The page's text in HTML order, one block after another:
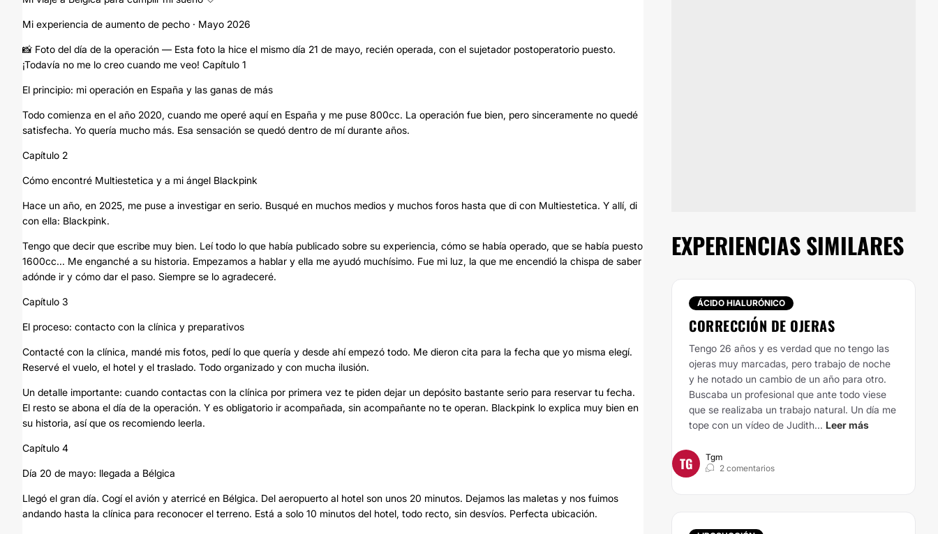
Mi experiencia de aumento de pecho · Mayo 2026
📸 Foto del día de la operación — Esta foto la hice el mismo día 21 de mayo, recién operada, con el sujetador postoperatorio puesto.
¡Todavía no me lo creo cuando me veo! Capítulo 1
El principio: mi operación en España y las ganas de más
Todo comienza en el año 2020, cuando me operé aquí en España y me puse 800cc. La operación fue bien, pero sinceramente no quedé
satisfecha. Yo quería mucho más. Esa sensación se quedó dentro de mí durante años.
Capítulo 2
Cómo encontré Multiestetica y a mi ángel Blackpink
Hace un año, en 2025, me puse a investigar en serio. Busqué en muchos medios y muchos foros hasta que di con Multiestetica. Y allí, di
con ella: Blackpink.
Tengo que decir que escribe muy bien. Leí todo lo que había publicado sobre su experiencia, cómo se había operado, que se había puesto
1600cc... Me enganché a su historia. Empezamos a hablar y ella me ayudó muchísimo. Fue mi luz, la que me encendió la chispa de saber
adónde ir y cómo dar el paso. Siempre se lo agradeceré.
Capítulo 3
El proceso: contacto con la clínica y preparativos
Contacté con la clínica, mandé mis fotos, pedí lo que quería y desde ahí empezó todo. Me dieron cita para la fecha que yo misma elegí.
Reservé el vuelo, el hotel y el traslado. Todo organizado y con mucha ilusión.
Un detalle importante: cuando contactas con la clínica por primera vez te piden dejar un depósito bastante serio para reservar tu fecha.
El resto se abona el día de la operación. Y es obligatorio ir acompañada, sin acompañante no te operan. Blackpink lo explica muy bien en
su historia, así que os recomiendo leerla.
Capítulo 4
Día 20 de mayo: llegada a Bélgica
Llegó el gran día. Cogí el avión y aterricé en Bélgica. Del aeropuerto al hotel son unos 20 minutos. Dejamos las maletas y nos fuimos
andando hasta la clínica para reconocer el terreno. Está a solo 10 minutos del hotel, todo recto, sin desvíos. Perfecta ubicación.
EXPERIENCIAS SIMILARES
ÁCIDO HIALURÓNICO
CORRECCIÓN DE OJERAS
Tengo 26 años y es verdad que no tengo las
ojeras muy marcadas, pero trabajo de noche
y he notado un cambio de un año para otro.
Buscaba un profesional que ante todo viese
que se realizaba un trabajo natural. Un día me
tope con un vídeo de Judith... Leer más
TG
Tgm
2 comentarios